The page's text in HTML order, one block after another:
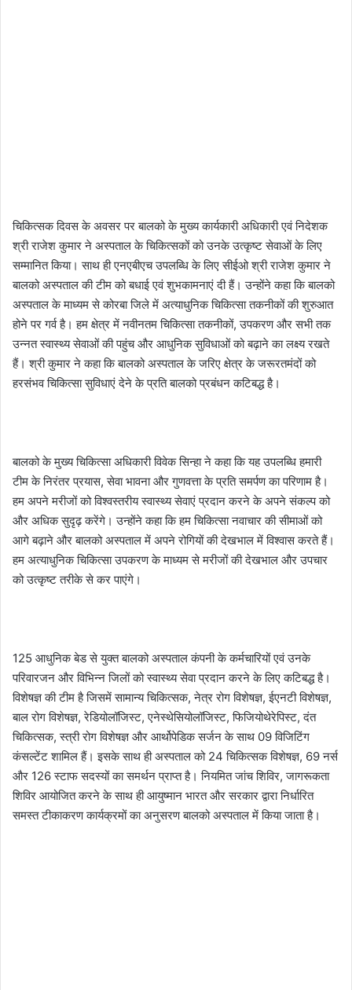
चिकित्सक दिवस के अवसर पर बालको के मुख्य कार्यकारी अधिकारी एवं निदेशक
श्री राजेश कुमार ने अस्पताल के चिकित्सकों को उनके उत्कृष्ट सेवाओं के लिए
सम्मानित किया। साथ ही एनएबीएच उपलब्धि के लिए सीईओ श्री राजेश कुमार ने
बालको अस्पताल की टीम को बधाई एवं शुभकामनाएं दी हैं। उन्होंने कहा कि बालको
अस्पताल के माध्यम से कोरबा जिले में अत्याधुनिक चिकित्सा तकनीकों की शुरुआत
होने पर गर्व है। हम क्षेत्र में नवीनतम चिकित्सा तकनीकों, उपकरण और सभी तक
उन्नत स्वास्थ्य सेवाओं की पहुंच और आधुनिक सुविधाओं को बढ़ाने का लक्ष्य रखते
हैं। श्री कुमार ने कहा कि बालको अस्पताल के जरिए क्षेत्र के जरूरतमंदों को
हरसंभव चिकित्सा सुविधाएं देने के प्रति बालको प्रबंधन कटिबद्ध है।
बालको के मुख्य चिकित्सा अधिकारी विवेक सिन्हा ने कहा कि यह उपलब्धि हमारी
टीम के निरंतर प्रयास, सेवा भावना और गुणवत्ता के प्रति समर्पण का परिणाम है।
हम अपने मरीजों को विश्वस्तरीय स्वास्थ्य सेवाएं प्रदान करने के अपने संकल्प को
और अधिक सुदृढ़ करेंगे। उन्होंने कहा कि हम चिकित्सा नवाचार की सीमाओं को
आगे बढ़ाने और बालको अस्पताल में अपने रोगियों की देखभाल में विश्वास करते हैं।
हम अत्याधुनिक चिकित्सा उपकरण के माध्यम से मरीजों की देखभाल और उपचार
को उत्कृष्ट तरीके से कर पाएंगे।
125 आधुनिक बेड से युक्त बालको अस्पताल कंपनी के कर्मचारियों एवं उनके
परिवारजन और विभिन्न जिलों को स्वास्थ्य सेवा प्रदान करने के लिए कटिबद्ध है।
विशेषज्ञ की टीम है जिसमें सामान्य चिकित्सक, नेत्र रोग विशेषज्ञ, ईएनटी विशेषज्ञ,
बाल रोग विशेषज्ञ, रेडियोलॉजिस्ट, एनेस्थेसियोलॉजिस्ट, फिजियोथेरेपिस्ट, दंत
चिकित्सक, स्त्री रोग विशेषज्ञ और आर्थोपेडिक सर्जन के साथ 09 विजिटिंग
कंसल्टेंट शामिल हैं। इसके साथ ही अस्पताल को 24 चिकित्सक विशेषज्ञ, 69 नर्स
और 126 स्टाफ सदस्यों का समर्थन प्राप्त है। नियमित जांच शिविर, जागरूकता
शिविर आयोजित करने के साथ ही आयुष्मान भारत और सरकार द्वारा निर्धारित
समस्त टीकाकरण कार्यक्रमों का अनुसरण बालको अस्पताल में किया जाता है।